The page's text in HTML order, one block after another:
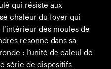
qui résiste aux
chaleur du foyer qui
des moules de
résonne dans sa
: l’unité de calcul de
série de dispositifs-